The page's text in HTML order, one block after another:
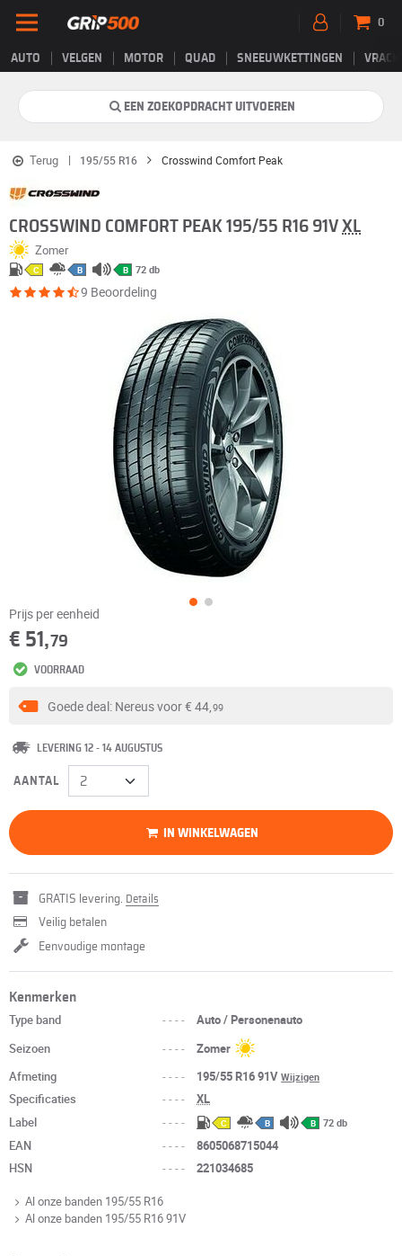
AUTO VELGEN MOTOR QUAD SNEEUWKETTINGEN
0
EEN ZOEKOPDRACHT UITVOEREN
Terug 195/55 R16 Crosswind Comfort Peak
CROSSWIND COMFORT PEAK 195/55 R16 91V XL
Zomer
C B B 72 db
9 Beoordeling
Prijs per eenheid
€ 51,79
VOORRAAD
Goede deal: Nereus voor€ 44,99
LEVERING 12 - 14 AUGUSTUS
AANTAL
IN WINKELWAGEN
GRATIS levering. Details
Veilig betalen
Eenvoudige montage
Kenmerken
Type band ----
Auto / Personenauto
Seizoen
----
Zomer
Afmeting
---- 195/55 R16 91VWijzigen
Specificaties ----
XL
Label
---- C B B 72 db
EAN ----
8605068715044
HSN
---- 221034685
Al onze banden 195/55 R16
Al onze banden 195/55 R16 91V